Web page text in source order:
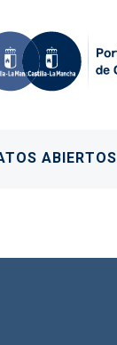
ABIERTOS